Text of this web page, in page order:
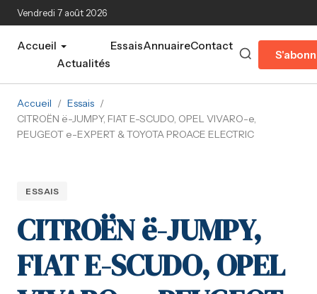
Aller au contenu principal
Vendredi 7 août 2026
Accueil
Actualités
EssaisAnnuaireContact
Accueil / Essais /
CITROËN ë-JUMPY, FIAT E-SCUDO, OPEL VIVARO-e,
PEUGEOT e-EXPERT & TOYOTA PROACE ELECTRIC
ESSAIS
CITROËN ë-JUMPY,
FIAT E-SCUDO, OPEL